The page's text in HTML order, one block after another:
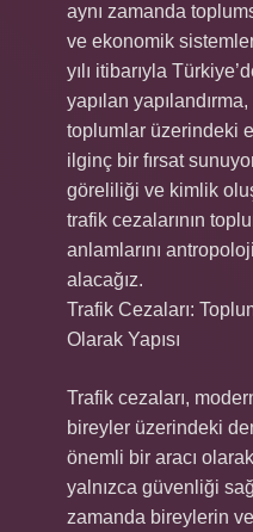
aynı zamanda
ve ekonomik
yılı itibarıyla
yapılan
toplumlar üzerindeki
ilginç bir fırsat
göreliliği ve kimlik
trafik cezalarının
anlamlarını
alacağız.
Trafik Cezaları:
Olarak Yapısı
Trafik cezaları,
bireyler üzerindeki
önemli bir aracı
yalnızca güvenliği
zamanda bireylerin